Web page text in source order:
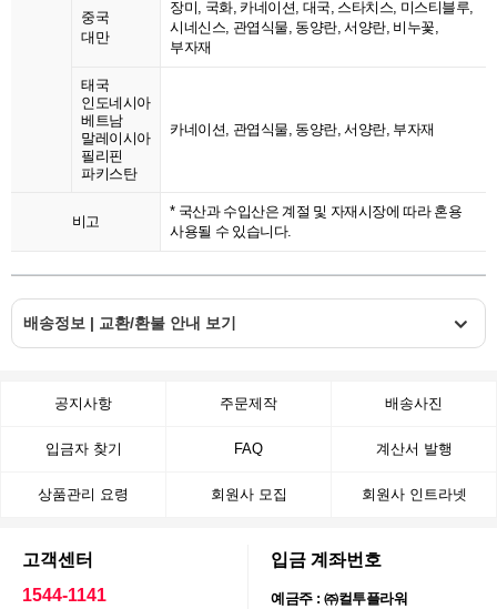
중국
대만
장미, 국화, 카네이션, 대국, 스타치스, 미스티블루,
시네신스, 관엽식물, 동양란, 서양란, 비누꽃,
부자재
태국
인도네시아
베트남
말레이시아
필리핀
파키스탄
카네이션, 관엽식물, 동양란, 서양란, 부자재
비고
* 국산과 수입산은 계절 및 자재시장에 따라 혼용
사용될 수 있습니다.
배송정보 | 교환/환불 안내 보기
공지사항 주문제작 배송사진
입금자 찾기 FAQ 계산서 발행
상품관리 요령 회원사 모집 회원사 인트라넷
고객센터
1544-1141
입금 계좌번호
예금주 : ㈜컬투플라워